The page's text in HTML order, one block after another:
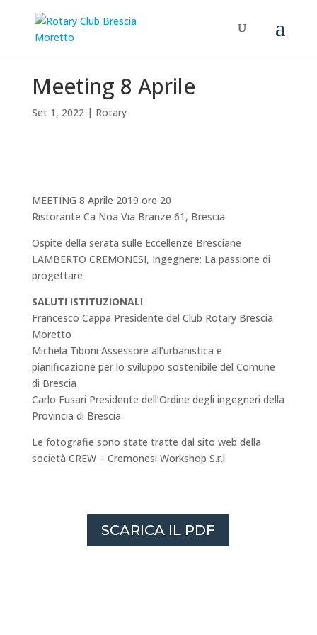
Meeting 8 Aprile
Set 1, 2022| Rotary
MEETING 8 Aprile 2019 ore 20
Ristorante Ca Noa Via Branze 61, Brescia
Ospite della serata sulle Eccellenze Bresciane
LAMBERTO CREMONESI, Ingegnere: La passione di
progettare
SALUTI ISTITUZIONALI
Francesco Cappa Presidente del Club Rotary Brescia
Moretto
Michela Tiboni Assessore all’urbanistica e
pianificazione per lo sviluppo sostenibile del Comune
di Brescia
Carlo Fusari Presidente dell’Ordine degli ingegneri della
Provincia di Brescia
Le fotografie sono state tratte dal sito web della
società CREW – Cremonesi Workshop S.r.l.
SCARICA IL PDF